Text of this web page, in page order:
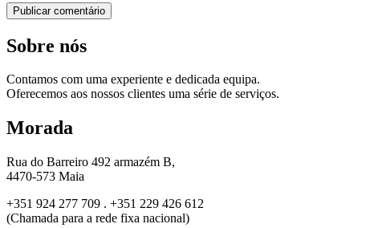
Sobre nós
Contamos com uma experiente e dedicada equipa.
Oferecemos aos nossos clientes uma série de serviços.
Morada
Rua do Barreiro 492 armazém B,
4470-573 Maia
+351 924 277 709 . +351 229 426 612
(Chamada para a rede fixa nacional)